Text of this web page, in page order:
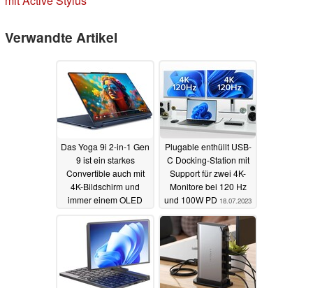
Verwandte Artikel
Das Yoga 9i 2-in-1 Gen
9 ist ein starkes
Convertible auch mit
4K-Bildschirm und
immer einem OLED
Plugable enthüllt USB-
C Docking-Station mit
Support für zwei 4K-
Monitore bei 120 Hz
und 100W PD 18.07.2023